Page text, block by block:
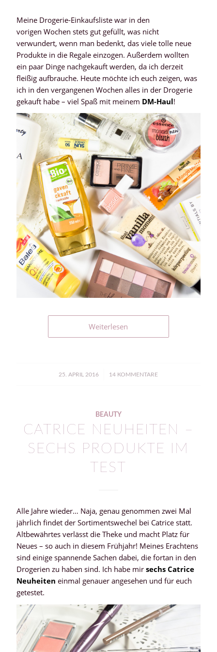
Meine Drogerie-Einkaufsliste war in den
vorigen Wochen stets gut gefüllt, was nicht
verwundert, wenn man bedenkt, das viele tolle neue
Produkte in die Regale einzogen. Außerdem wollten
ein paar Dinge nachgekauft werden, da ich derzeit
fleißig aufbrauche. Heute möchte ich euch zeigen, was
ich in den vergangenen Wochen alles in der Drogerie
gekauft habe – viel Spaß mit meinem DM-Haul!
Weiterlesen
25. APRIL 2016
/ 14 KOMMENTARE
BEAUTY
CATRICE NEUHEITEN –
SECHS PRODUKTE IM
TEST
Alle Jahre wieder… Naja, genau genommen zwei Mal
jährlich findet der Sortimentswechel bei Catrice statt.
Altbewährtes verlässt die Theke und macht Platz für
Neues – so auch in diesem Frühjahr! Meines Erachtens
sind einige spannende Sachen dabei, die fortan in den
Drogerien zu haben sind. Ich habe mirsechs Catrice
Neuheiten einmal genauer angesehen und für euch
getestet.